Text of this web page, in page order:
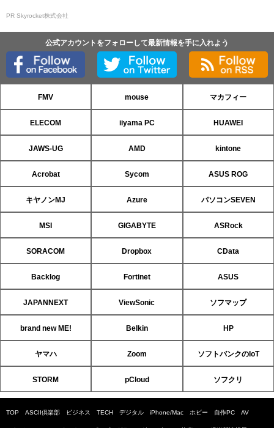
PR Skyrocket株式会社
公式アカウントをフォローして最新情報を手に入れよう
FMV mouse マカフィー
ELECOM iiyama PC HUAWEI
JAWS-UG AMD kintone
Acrobat Sycom ASUS ROG
キヤノンMJ Azure パソコンSEVEN
MSI GIGABYTE ASRock
SORACOM Dropbox CData
Backlog Fortinet ASUS
JAPANNEXT ViewSonic ソフマップ
brand new ME! Belkin HP
ヤマハ Zoom ソフトバンクのIoT
STORM pCloud ソフクリ
TOP ASCII倶楽部 ビジネス TECH デジタル iPhone/Mac ホビー 自作PC AV